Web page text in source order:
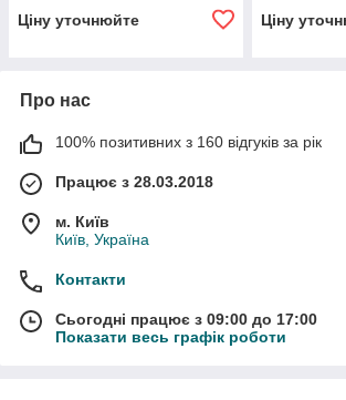
Ціну уточнюйте Ціну
Про нас
100% позитивних з 160 відгуків за рік
Працює з 28.03.2018
м. Київ
Київ, Україна
Контакти
Сьогодні працює з 09:00 до 17:00
Показати весь графік роботи